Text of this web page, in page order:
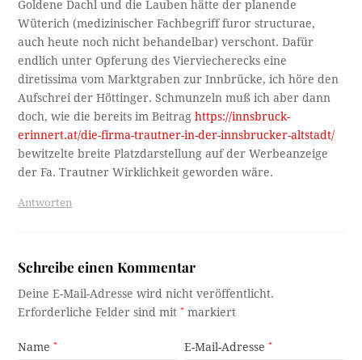
Goldene Dachl und die Lauben hätte der planende
Wüterich (medizinischer Fachbegriff furor structurae,
auch heute noch nicht behandelbar) verschont. Dafür
endlich unter Opferung des Vierviecherecks eine
diretissima vom Marktgraben zur Innbrücke, ich höre den
Aufschrei der Höttinger. Schmunzeln muß ich aber dann
doch, wie die bereits im Beitraghttps://innsbruck-
erinnert.at/die-firma-trautner-in-der-innsbrucker-altstadt/
bewitzelte breite Platzdarstellung auf der Werbeanzeige
der Fa. Trautner Wirklichkeit geworden wäre.
Antworten
Schreibe einen Kommentar
Deine E-Mail-Adresse wird nicht veröffentlicht.
Erforderliche Felder sind mit* markiert
Name* E-Mail-Adresse*